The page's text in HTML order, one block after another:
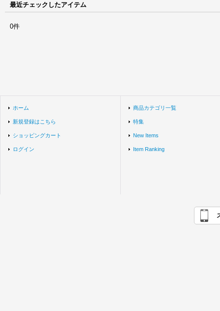
最近チェックしたアイテム
0件
ホーム
新規登録はこちら
ショッピングカート
ログイン
商品カテゴリ一覧
特集
New Items
Item Ranking